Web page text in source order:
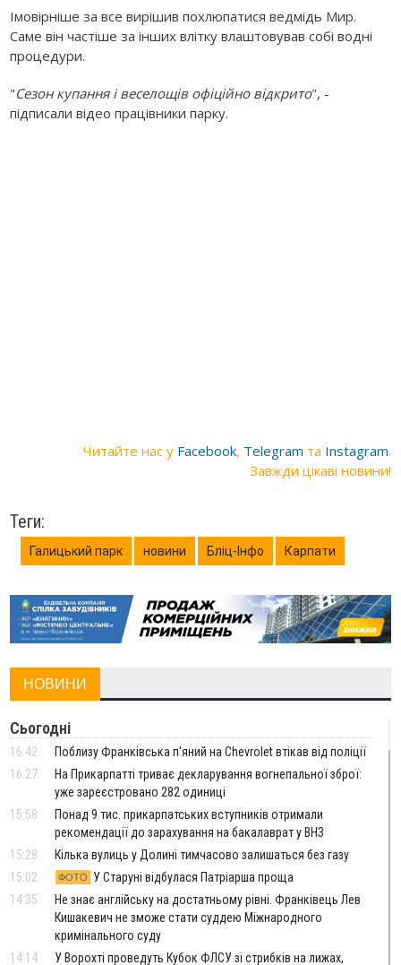
Імовірніше за все вирішив похлюпатися ведмідь Мир.
Саме він частіше за інших влітку влаштовував собі водні
процедури.
"Сезон купання і веселощів офіційно відкрито", -
підписали відео працівники парку.
Читайте нас у Facebook, Telegram та Instagram.
Завжди цікаві новини!
Теги:
Галицький парк новини Бліц-Інфо Карпати
НОВИНИ
Сьогодні
16:42
Поблизу Франківська п'яний на Chevrolet втікав від поліції
16:27
На Прикарпатті триває декларування вогнепальної зброї:
уже зареєстровано 282 одиниці
15:58
Понад 9 тис. прикарпатських вступників отримали
рекомендації до зарахування на бакалаврат у ВНЗ
15:28
Кілька вулиць у Долині тимчасово залишаться без газу
15:02
ФОТО
У Старуні відбулася Патріарша проща
14:35
Не знає англійську на достатньому рівні. Франківець Лев
Кишакевич не зможе стати суддею Міжнародного
кримінального суду
14:14
У Ворохті проведуть Кубок ФЛСУ зі стрибків на лижах,